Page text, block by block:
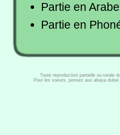
Partie en
Partie en
Toute reproduction partielle ou totale
Pour les soeurs, pensez aux abaya